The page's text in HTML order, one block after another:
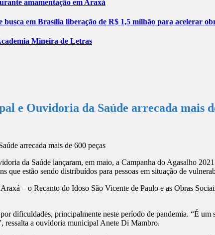
amamentação em Araxá
em Brasília liberação de R$ 1,5 milhão para acelerar
Mineira de Letras
e Ouvidoria da Saúde arrecada mais
da Saúde lançaram, em maio, a Campanha do Agasalho
que estão sendo distribuídos para pessoas em situação de
– o Recanto do Idoso São Vicente de Paulo e as Obras
dificuldades, principalmente neste período de pandemia. “É
ressalta a ouvidoria municipal Anete Di Mambro.